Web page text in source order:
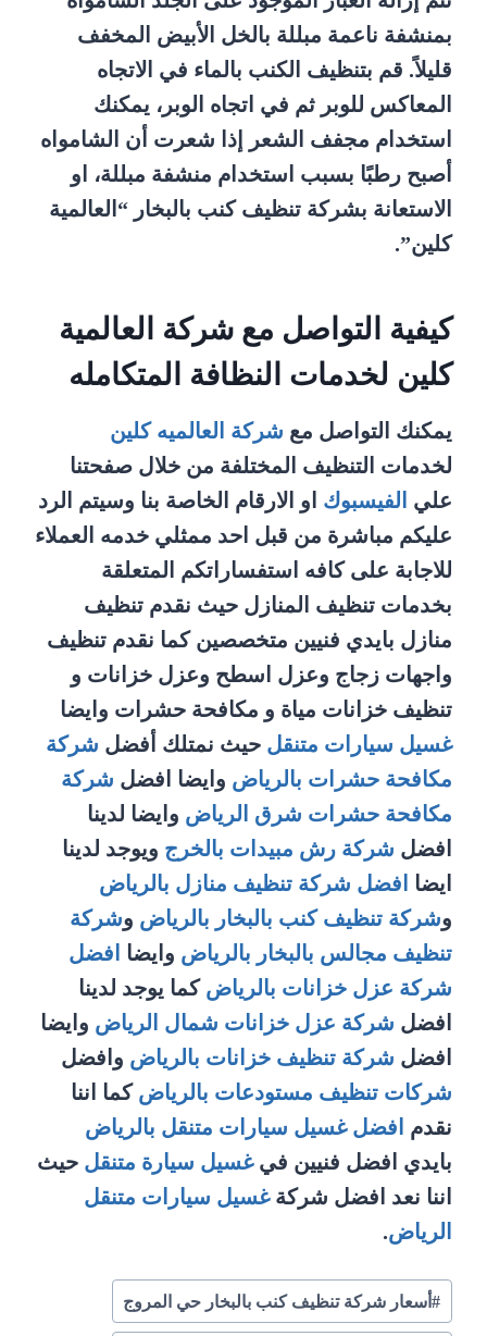
بمنشفة ناعمة مبللة بالخل الأبيض المخفف
قليلاً. قم بتنظيف الكنب بالماء في الاتجاه
المعاكس للوبر ثم في اتجاه الوبر، يمكنك
استخدام مجفف الشعر إذا شعرت أن الشامواه
أصبح رطبًا بسبب استخدام منشفة مبللة، او
الاستعانة بشركة تنظيف كنب بالبخار “العالمية
كلين”.
كيفية التواصل مع شركة العالمية
كلين لخدمات النظافة المتكامله
يمكنك التواصل مع شركة العالميه كلين
لخدمات التنظيف المختلفة من خلال صفحتنا
علي الفيسبوك او الارقام الخاصة بنا وسيتم الرد
عليكم مباشرة من قبل احد ممثلي خدمه العملاء
للاجابة على كافه استفساراتكم المتعلقة
بخدمات تنظيف المنازل حيث نقدم تنظيف
منازل بايدي فنيين متخصصين كما نقدم تنظيف
واجهات زجاج وعزل اسطح وعزل خزانات و
تنظيف خزانات مياة و مكافحة حشرات وايضا
غسيل سيارات متنقل حيث نمتلك أفضل شركة
مكافحة حشرات بالرياض وايضا افضل شركة
مكافحة حشرات شرق الرياض وايضا لدينا
افضل شركة رش مبيدات بالخرج ويوجد لدينا
ايضا
افضل شركة تنظيف منازل بالرياض
وشركة تنظيف كنب بالبخار بالرياض وشركة
تنظيف مجالس بالبخار بالرياض وايضا
افضل
شركة عزل خزانات بالرياض كما يوجد لدينا
افضل شركة عزل خزانات شمال الرياض وايضا
افضل شركة تنظيف خزانات بالرياض وافضل
شركات تنظيف مستودعات بالرياض كما اننا
نقدم افضل غسيل سيارات متنقل بالرياض
بايدي افضل فنيين فيغسيل سيارة متنقل حيث
اننا نعد افضل شركةغسيل سيارات متنقل
الرياض.
وسوم
المقال:
#أسعار شركة تنظيف كنب بالبخار حي المروج